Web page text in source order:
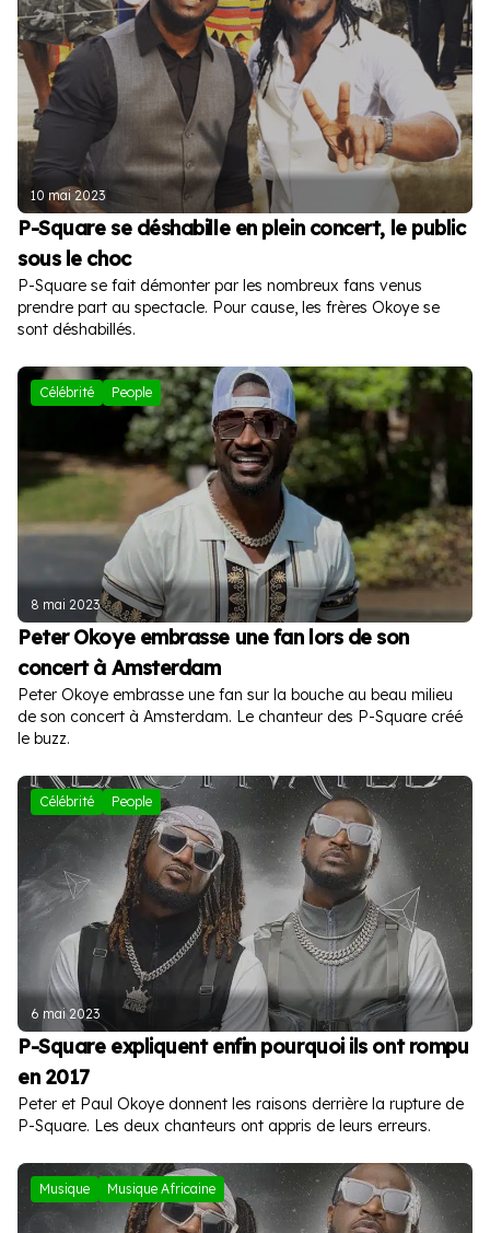
10 mai 2023
P-Square se déshabille en plein concert, le public
sous le choc
P-Square se fait démonter par les nombreux fans venus
prendre part au spectacle. Pour cause, les frères Okoye se
sont déshabillés.
Célébrité People
8 mai 2023
Peter Okoye embrasse une fan lors de son
concert à Amsterdam
Peter Okoye embrasse une fan sur la bouche au beau milieu
de son concert à Amsterdam. Le chanteur des P-Square créé
le buzz.
Célébrité People
6 mai 2023
P-Square expliquent enfin pourquoi ils ont rompu
en 2017
Peter et Paul Okoye donnent les raisons derrière la rupture de
P-Square. Les deux chanteurs ont appris de leurs erreurs.
Musique Musique Africaine